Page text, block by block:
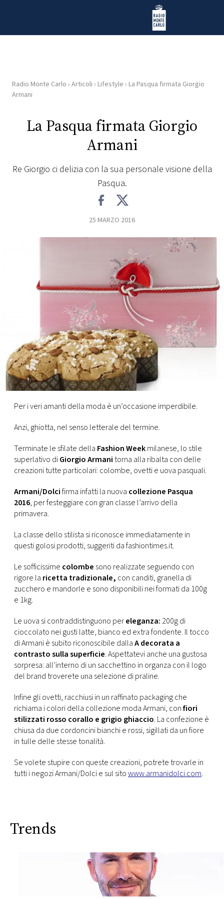
Radio Monte Carlo
HOME
RADIO
VIDEO
TV
PRINCIPATO
DI
MONACO
RMC
CONSIGLIA
Radio Monte Carlo › Articoli › Lifestyle › La Pasqua firmata Giorgio
Armani
La Pasqua firmata Giorgio
Armani
Re Giorgio ci delizia con la sua personale visione della
Pasqua.
25 MARZO 2016
Per i veri amanti della moda è un’occasione imperdibile.
Anzi, ghiotta, nel senso letterale del termine.
Terminate le sfilate della Fashion Weekmilanese, lo stile
superlativo diGiorgio Armani torna alla ribalta con delle
creazioni tutte particolari: colombe, ovetti e uova pasquali.
Armani/Dolcifirma infatti la nuova collezione Pasqua
2016, per festeggiare con gran classe l’arrivo della
primavera.
La classe dello stilista si riconosce immediatamente in
questi golosi prodotti, suggeriti da fashiontimes.it.
Le sofficissime colombe sono realizzate seguendo con
rigore la ricetta tradizionale, con canditi, granella di
zucchero e mandorle e sono disponibili nei formati da 100g
e 1kg.
Le uova si contraddistinguono pereleganza: 200g di
cioccolato nei gusti latte, bianco ed extra fondente. Il tocco
di Armani è subito riconoscibile dallaA decorata a
contrasto sulla superficie. Aspettatevi anche una gustosa
sorpresa: all’interno di un sacchettino in organza con il logo
del brand troverete una selezione di praline.
Infine gli ovetti, racchiusi in un raffinato packaging che
richiama i colori della collezione moda Armani, confiori
stilizzati rosso corallo e grigio ghiaccio. La confezione è
chiusa da due cordoncini bianchi e rossi, sigillati da un fiore
in tulle delle stesse tonalità.
Se volete stupire con queste creazioni, potrete trovarle in
tutti i negozi Armani/Dolci e sul sitowww.armanidolci.com.
Trends